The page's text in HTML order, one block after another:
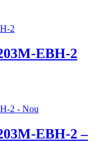
EBH-2
EBH-2 –